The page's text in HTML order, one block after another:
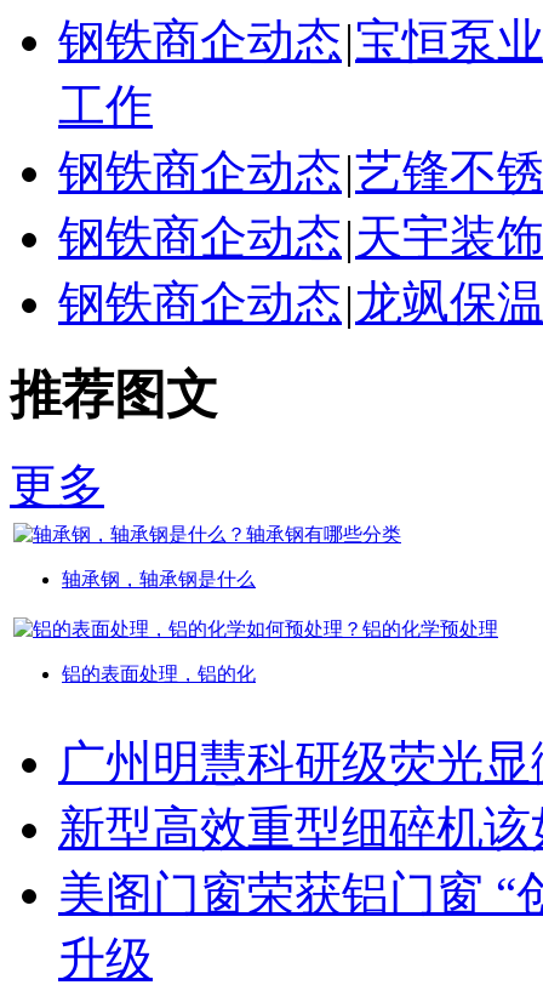
钢铁商企动态|宝恒泵
工作
钢铁商企动态|艺锋不
钢铁商企动态|天宇装
钢铁商企动态|龙飒保
推荐图文
更多
轴承钢，轴承钢是什么
铝的表面处理，铝的化
广州明慧科研级荧光
新型高效重型细碎机
美阁门窗荣获铝门窗 “
升级